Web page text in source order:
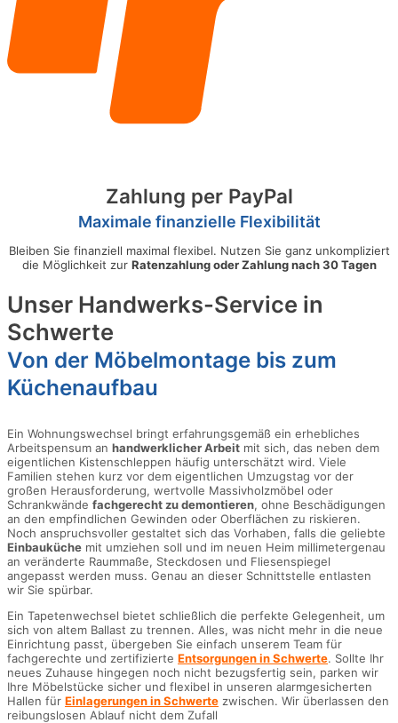
Zahlung per PayPal
Maximale finanzielle Flexibilität
Bleiben Sie finanziell maximal flexibel. Nutzen Sie ganz unkompliziert
die Möglichkeit zur Ratenzahlung oder Zahlung nach 30 Tagen
Unser Handwerks-Service in
Schwerte
Von der Möbelmontage bis zum
Küchenaufbau
Ein Wohnungswechsel bringt erfahrungsgemäß ein erhebliches
Arbeitspensum an handwerklicher Arbeit mit sich, das neben dem
eigentlichen Kistenschleppen häufig unterschätzt wird. Viele
Familien stehen kurz vor dem eigentlichen Umzugstag vor der
großen Herausforderung, wertvolle Massivholzmöbel oder
Schrankwände fachgerecht zu demontieren, ohne Beschädigungen
an den empfindlichen Gewinden oder Oberflächen zu riskieren.
Noch anspruchsvoller gestaltet sich das Vorhaben, falls die geliebte
Einbauküche mit umziehen soll und im neuen Heim millimetergenau
an veränderte Raummaße, Steckdosen und Fliesenspiegel
angepasst werden muss. Genau an dieser Schnittstelle entlasten
wir Sie spürbar.
Ein Tapetenwechsel bietet schließlich die perfekte Gelegenheit, um
sich von altem Ballast zu trennen. Alles, was nicht mehr in die neue
Einrichtung passt, übergeben Sie einfach unserem Team für
fachgerechte und zertifizierte Entsorgungen in Schwerte. Sollte Ihr
neues Zuhause hingegen noch nicht bezugsfertig sein, parken wir
Ihre Möbelstücke sicher und flexibel in unseren alarmgesicherten
Hallen für Einlagerungen in Schwerte zwischen. Wir überlassen den
reibungslosen Ablauf nicht dem Zufall